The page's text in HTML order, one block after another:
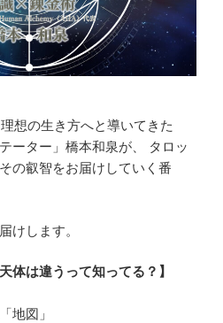
想の生き方へと導いてきた
ーター」橋本和泉が、 タロッ
の叡智をお届けしていく番
けします。
体は違うって知ってる？】
地図」